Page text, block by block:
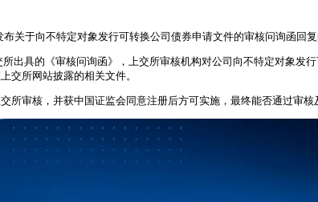
关于向不特定对象发行可转换公司债券申请文件的审核问询函回复
出具的《审核问询函》，上交所审核机构对公司向不特定对象
交所网站披露的相关文件。
所审核，并获中国证监会同意注册后方可实施，最终能否通过审